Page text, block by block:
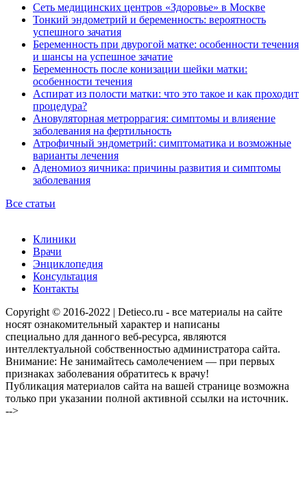
Сеть медицинских центров «Здоровье» в Москве
Тонкий эндометрий и беременность: вероятность
успешного зачатия
Беременность при двурогой матке: особенности течения
и шансы на успешное зачатие
Беременность после конизации шейки матки:
особенности течения
Аспират из полости матки: что это такое и как проходит
процедура?
Ановуляторная метроррагия: симптомы и влияение
заболевания на фертильность
Атрофичный эндометрий: симптоматика и возможные
варианты лечения
Аденомиоз яичника: причины развития и симптомы
заболевания
Все статьи
Клиники
Врачи
Энциклопедия
Консультация
Контакты
Copyright © 2016-2022 | Detieco.ru - все материалы на сайте
носят ознакомительный характер и написаны
специально для данного веб-ресурса, являются
интеллектуальной собственностью администратора сайта.
Внимание: Не занимайтесь самолечением — при первых
признаках заболевания обратитесь к врачу!
Публикация материалов сайта на вашей странице возможна
только при указании полной активной ссылки на источник.
-->